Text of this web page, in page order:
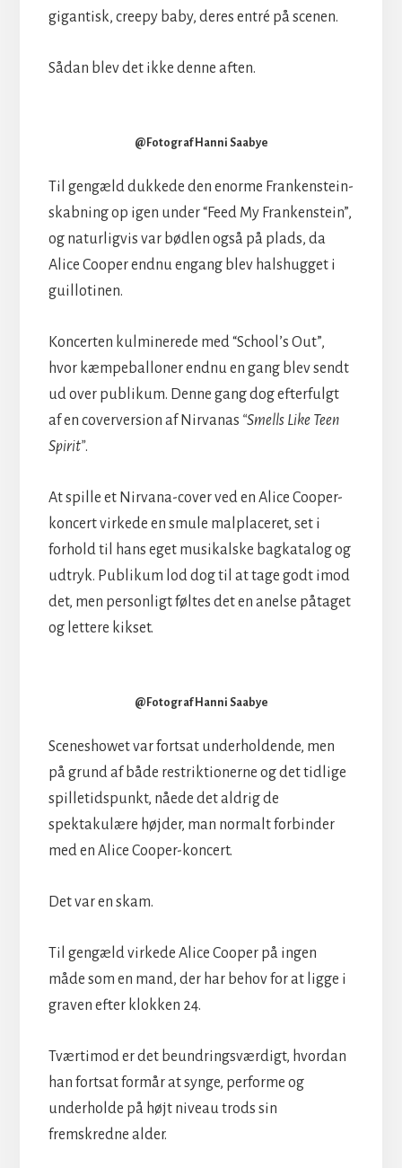
gigantisk, creepy baby, deres entré på scenen.
Sådan blev det ikke denne aften.
@Fotograf Hanni Saabye
Til gengæld dukkede den enorme Frankenstein-
skabning op igen under “Feed My Frankenstein”,
og naturligvis var bødlen også på plads, da
Alice Cooper endnu engang blev halshugget i
guillotinen.
Koncerten kulminerede med “School’s Out”,
hvor kæmpeballoner endnu en gang blev sendt
ud over publikum. Denne gang dog efterfulgt
af en coverversion af Nirvanas “Smells Like Teen
Spirit”.
At spille et Nirvana-cover ved en Alice Cooper-
koncert virkede en smule malplaceret, set i
forhold til hans eget musikalske bagkatalog og
udtryk. Publikum lod dog til at tage godt imod
det, men personligt føltes det en anelse påtaget
og lettere kikset.
@Fotograf Hanni Saabye
Sceneshowet var fortsat underholdende, men
på grund af både restriktionerne og det tidlige
spilletidspunkt, nåede det aldrig de
spektakulære højder, man normalt forbinder
med en Alice Cooper-koncert.
Det var en skam.
Til gengæld virkede Alice Cooper på ingen
måde som en mand, der har behov for at ligge i
graven efter klokken 24.
Tværtimod er det beundringsværdigt, hvordan
han fortsat formår at synge, performe og
underholde på højt niveau trods sin
fremskredne alder.